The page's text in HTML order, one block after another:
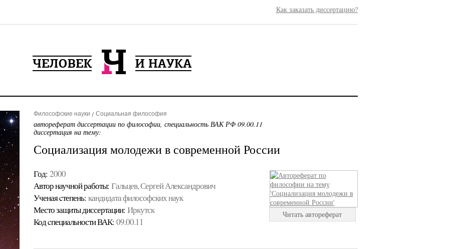
Как заказать диссертацию?
Философские науки Социальная философия
автореферат диссертации по философии, специальность ВАК РФ 09.00.11
диссертация на тему:
Социализация молодежи в современной России
Год: 2000
Автор научной работы: Гальцев, Сергей Александрович
Ученая cтепень: кандидата философских наук
Место защиты диссертации: Иркутск
Код cпециальности ВАК: 09.00.11
Читать автореферат